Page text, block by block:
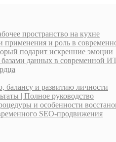
пространство на кухне
применения и роль в
подарит искренние эмоции
данных в современной
балансу и развитию личности
| Полное руководство
и особенности
SEO-продвижения